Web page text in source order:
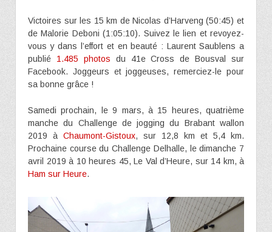
Victoires sur les 15 km de Nicolas d’Harveng (50:45) et
de Malorie Deboni (1:05:10). Suivez le lien et revoyez-
vous y dans l’effort et en beauté : Laurent Saublens a
publié 1.485 photos du 41e Cross de Bousval sur
Facebook. Joggeurs et joggeuses, remerciez-le pour
sa bonne grâce !
Samedi prochain, le 9 mars, à 15 heures, quatrième
manche du Challenge de jogging du Brabant wallon
2019 à Chaumont-Gistoux, sur 12,8 km et 5,4 km.
Prochaine course du Challenge Delhalle, le dimanche 7
avril 2019 à 10 heures 45, Le Val d’Heure, sur 14 km, à
Ham sur Heure.